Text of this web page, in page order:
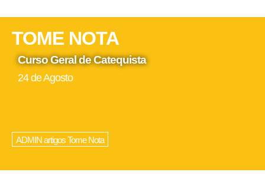
TOME NOTA
Curso Geral de Catequista
24 de Agosto
ADMIN artigos Tome Nota